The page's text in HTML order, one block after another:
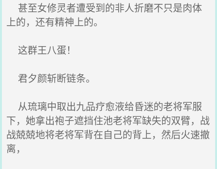
甚至女修灵者遭受到的非人折磨不只是肉体
上的，还有精神上的。
这群王八蛋！
君夕颜斩断链条。
从琉璃中取出九品疗愈液给昏迷的老将军服
下，她拿出袍子遮挡住池老将军缺失的双臂，战
战兢兢地将老将军背在自己的背上，然后火速撤
离，